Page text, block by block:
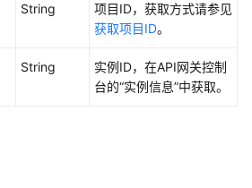
String
项目ID，获取方式请参见
获取项目ID。
String
实例ID，在API网关控制
台的“实例信息”中获取。